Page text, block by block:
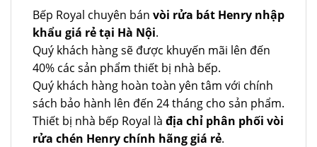
Bếp Royal chuyên bán vòi rửa bát Henry nhập
khẩu giá rẻ tại Hà Nội.
Quý khách hàng sẽ được khuyến mãi lên đến
40% các sản phẩm thiết bị nhà bếp.
Quý khách hàng hoàn toàn yên tâm với chính
sách bảo hành lên đến 24 tháng cho sản phẩm.
Thiết bị nhà bếp Royal là địa chỉ phân phối vòi
rửa chén Henry chính hãng giá rẻ.